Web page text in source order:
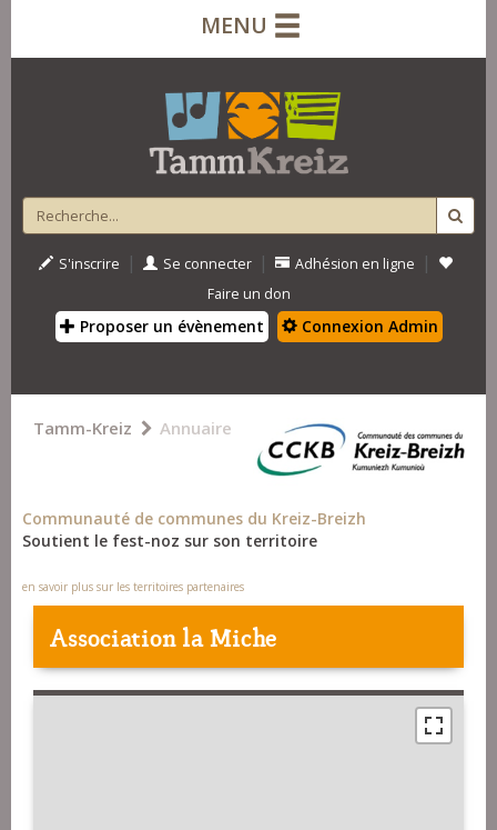
MENU
S'inscrire | Se connecter | Adhésion en ligne |
Faire un don
Proposer un évènement Connexion Admin
Tamm-Kreiz Annuaire
Communauté de communes du Kreiz-Breizh
Soutient le fest-noz sur son territoire
en savoir plus sur les territoires partenaires
Association la Miche